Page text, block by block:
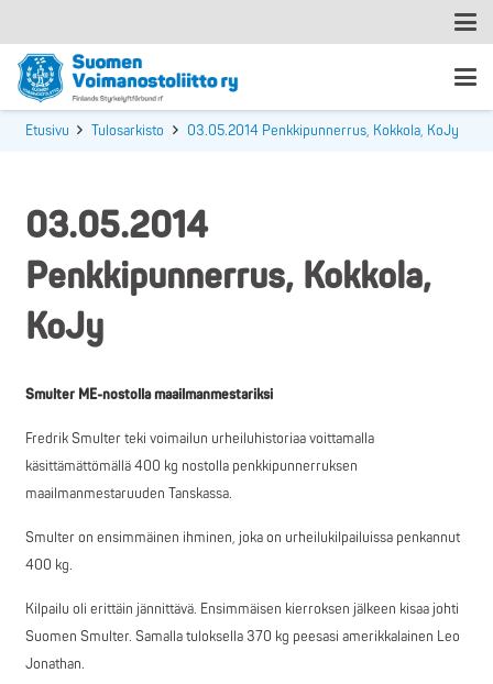
Etusivu Tulosarkisto 03.05.2014 Penkkipunnerrus, Kokkola, KoJy
03.05.2014
Penkkipunnerrus, Kokkola,
KoJy
Smulter ME-nostolla maailmanmestariksi
Fredrik Smulter teki voimailun urheiluhistoriaa voittamalla
käsittämättömällä 400 kg nostolla penkkipunnerruksen
maailmanmestaruuden Tanskassa.
Smulter on ensimmäinen ihminen, joka on urheilukilpailuissa penkannut
400 kg.
Kilpailu oli erittäin jännittävä. Ensimmäisen kierroksen jälkeen kisaa johti
Suomen Smulter. Samalla tuloksella 370 kg peesasi amerikkalainen Leo
Jonathan.